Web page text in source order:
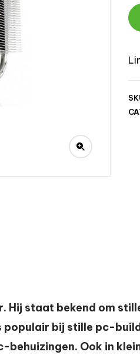
Hij staat bekend om
populair bij stille pc-
Ook in